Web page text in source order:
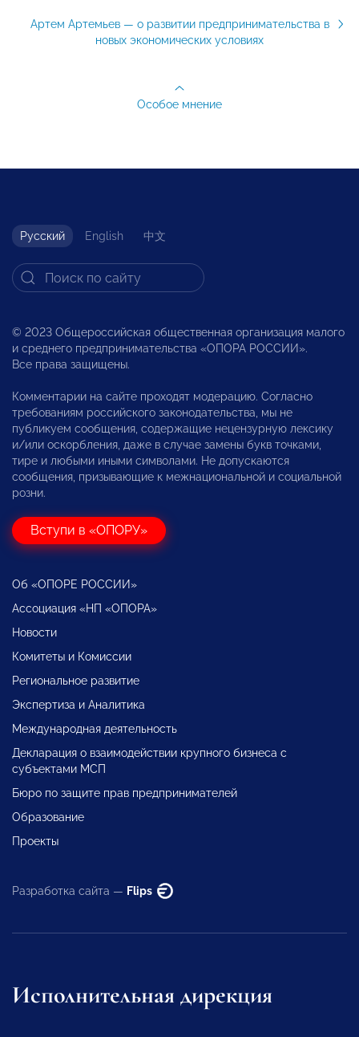
Артем Артемьев — о развитии предпринимательства в
новых экономических условиях
Особое мнение
Русский English 中文
© 2023 Общероссийская общественная организация малого
и среднего предпринимательства «ОПОРА РОССИИ».
Все права защищены.
Комментарии на сайте проходят модерацию. Согласно
требованиям российского законодательства, мы не
публикуем сообщения, содержащие нецензурную лексику
и/или оскорбления, даже в случае замены букв точками,
тире и любыми иными символами. Не допускаются
сообщения, призывающие к межнациональной и социальной
розни.
Вступи в «ОПОРУ»
Об «ОПОРЕ РОССИИ»
Ассоциация «НП «ОПОРА»
Новости
Комитеты и Комиссии
Региональное развитие
Экспертиза и Аналитика
Международная деятельность
Декларация о взаимодействии крупного бизнеса с
субъектами МСП
Бюро по защите прав предпринимателей
Образование
Проекты
Разработка сайта — Flips
Исполнительная дирекция